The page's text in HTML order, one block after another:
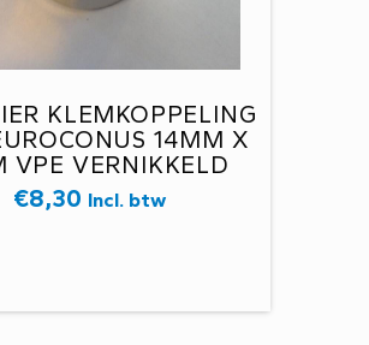
KLEMKOPPELING
14MM X
VPE VERNIKKELD
131114351
€8,30 Incl. btw